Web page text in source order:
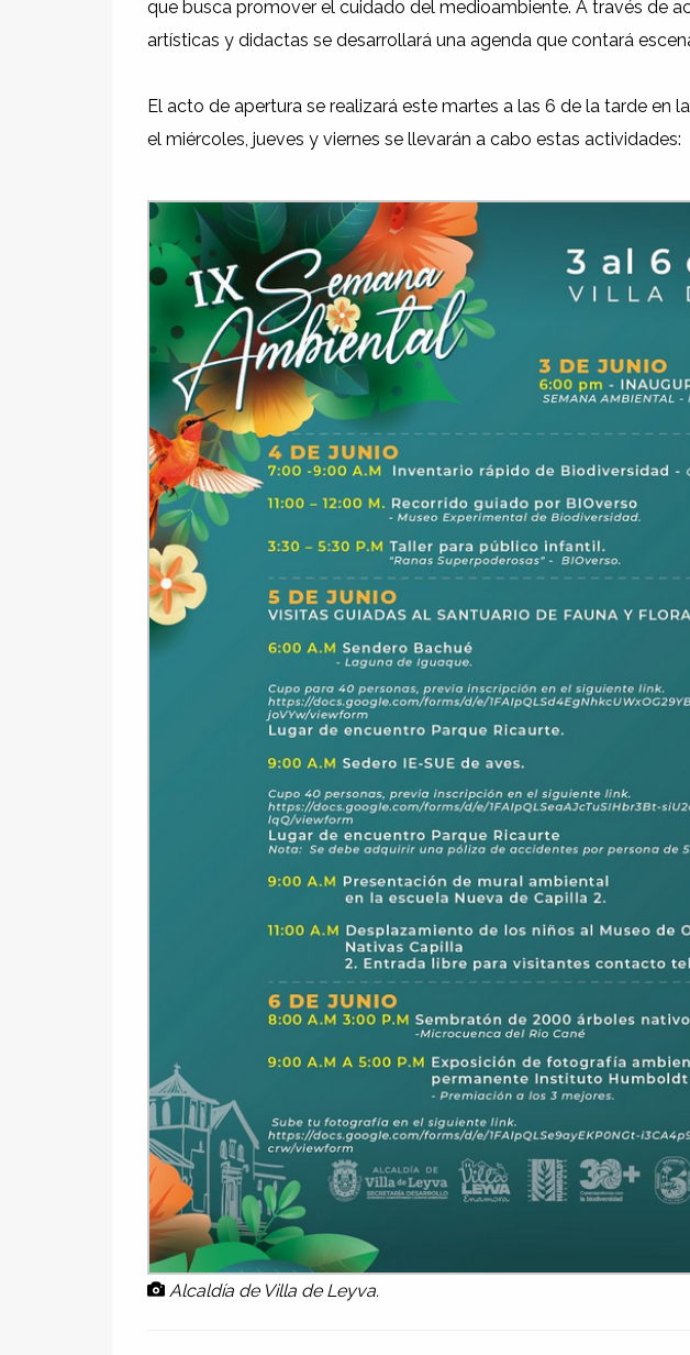
que busca promover el cuidado del medioambiente. A través de
artísticas y didactas se desarrollará una agenda que contará
El acto de apertura se realizará este martes a las 6 de la tarde en
el miércoles, jueves y viernes se llevarán a cabo estas actividades:
Alcaldía de Villa de Leyva.